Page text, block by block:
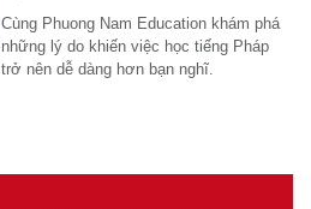
Cùng Phuong Nam Education khám phá
những lý do khiến việc học tiếng Pháp
trở nên dễ dàng hơn bạn nghĩ.